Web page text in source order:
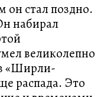
он стал поздно.
набирал
великолепно
«Ширли-
распада. Это